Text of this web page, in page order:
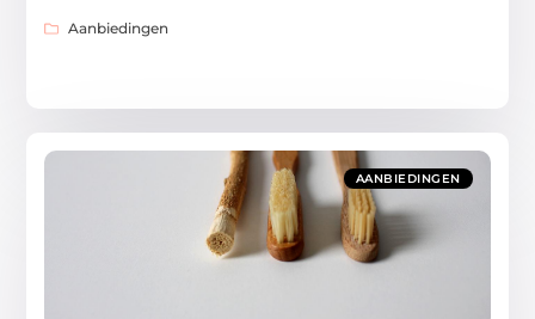
Aanbiedingen
AANBIEDINGEN